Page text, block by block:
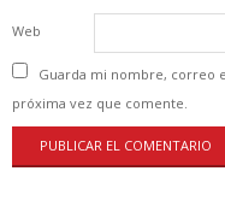
Web
Guarda mi nombre, correo
próxima vez que comente.